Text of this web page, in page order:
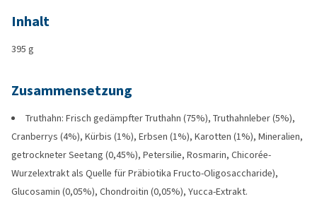
Inhalt
395 g
Zusammensetzung
Truthahn: Frisch gedämpfter Truthahn (75%), Truthahnleber (5%),
Cranberrys (4%), Kürbis (1%), Erbsen (1%), Karotten (1%), Mineralien,
getrockneter Seetang (0,45%), Petersilie, Rosmarin, Chicorée-
Wurzelextrakt als Quelle für Präbiotika Fructo-Oligosaccharide),
Glucosamin (0,05%), Chondroitin (0,05%), Yucca-Extrakt.